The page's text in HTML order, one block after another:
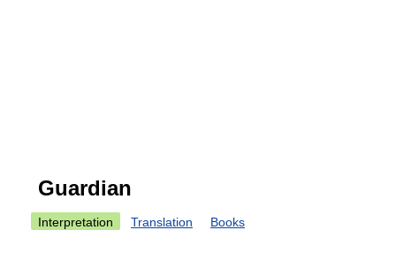
Guardian
Interpretation Translation Books